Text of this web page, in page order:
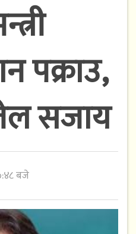
पक्राउ,
सजाय
बजे